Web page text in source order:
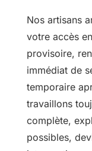
Nos artisans
votre accès
provisoire,
immédiat de
temporaire
travaillons
complète,
possibles,